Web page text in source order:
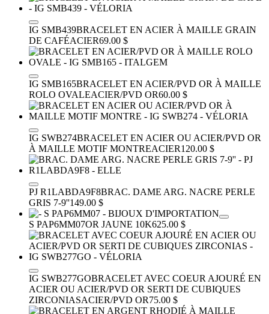
IG SMB439BRACELET EN ACIER À MAILLE GRAIN
DE CAFÉACIER69.00 $
IG SMB165BRACELET EN ACIER/PVD OR À MAILLE
ROLO OVALEACIER/PVD OR60.00 $
IG SWB274BRACELET EN ACIER OU ACIER/PVD OR
À MAILLE MOTIF MONTREACIER120.00 $
PJ R1LABDA9F8BRAC. DAME ARG. NACRE PERLE
GRIS 7-9''149.00 $
S PAP6MM07OR JAUNE 10K625.00 $
IG SWB277GOBRACELET AVEC COEUR AJOURÉ EN
ACIER OU ACIER/PVD OR SERTI DE CUBIQUES
ZIRCONIASACIER/PVD OR75.00 $